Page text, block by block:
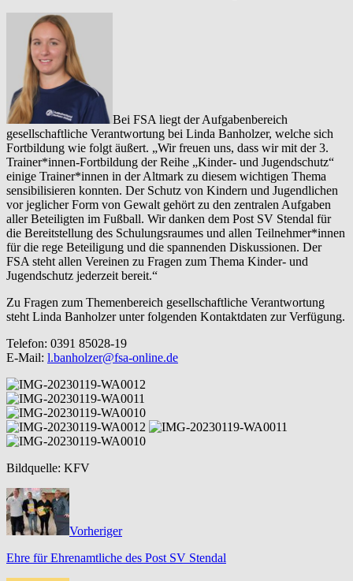
Bei FSA liegt der Aufgabenbereich
gesellschaftliche Verantwortung bei Linda Banholzer, welche sich
Fortbildung wie folgt äußert. „Wir freuen uns, dass wir mit der 3.
Trainer*innen-Fortbildung der Reihe „Kinder- und Jugendschutz“
einige Trainer*innen in der Altmark zu diesem wichtigen Thema
sensibilisieren konnten. Der Schutz von Kindern und Jugendlichen
vor jeglicher Form von Gewalt gehört zu den zentralen Aufgaben
aller Beteiligten im Fußball. Wir danken dem Post SV Stendal für
die Bereitstellung des Schulungsraumes und allen Teilnehmer*innen
für die rege Beteiligung und die spannenden Diskussionen. Der
FSA steht allen Vereinen zu Fragen zum Thema Kinder- und
Jugendschutz jederzeit bereit.“
Zu Fragen zum Themenbereich gesellschaftliche Verantwortung
steht Linda Banholzer unter folgenden Kontaktdaten zur Verfügung.
Telefon: 0391 85028-19
E-Mail: l.banholzer@fsa-online.de
Bildquelle: KFV
Vorheriger
Ehre für Ehrenamtliche des Post SV Stendal